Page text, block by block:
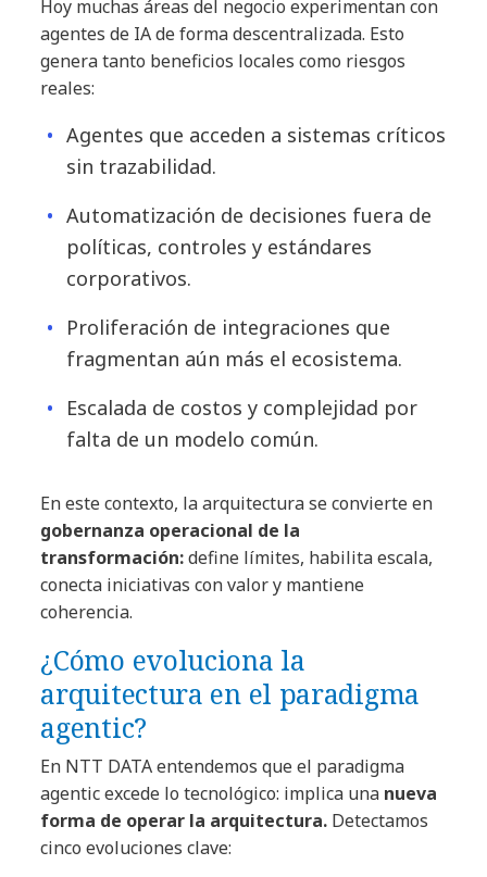
Hoy muchas áreas del negocio experimentan con
agentes de IA de forma descentralizada. Esto
genera tanto beneficios locales como riesgos
reales:
Agentes que acceden a sistemas críticos
sin trazabilidad.
Automatización de decisiones fuera de
políticas, controles y estándares
corporativos.
Proliferación de integraciones que
fragmentan aún más el ecosistema.
Escalada de costos y complejidad por
falta de un modelo común.
En este contexto, la arquitectura se convierte en
gobernanza operacional de la
transformación:define límites, habilita escala,
conecta iniciativas con valor y mantiene
coherencia.
¿Cómo evoluciona la
arquitectura en el paradigma
agentic?
En NTT DATA entendemos que el paradigma
agentic excede lo tecnológico: implica una nueva
forma de operar la arquitectura. Detectamos
cinco evoluciones clave: